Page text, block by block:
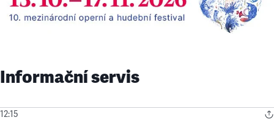
Informační servis
12:15